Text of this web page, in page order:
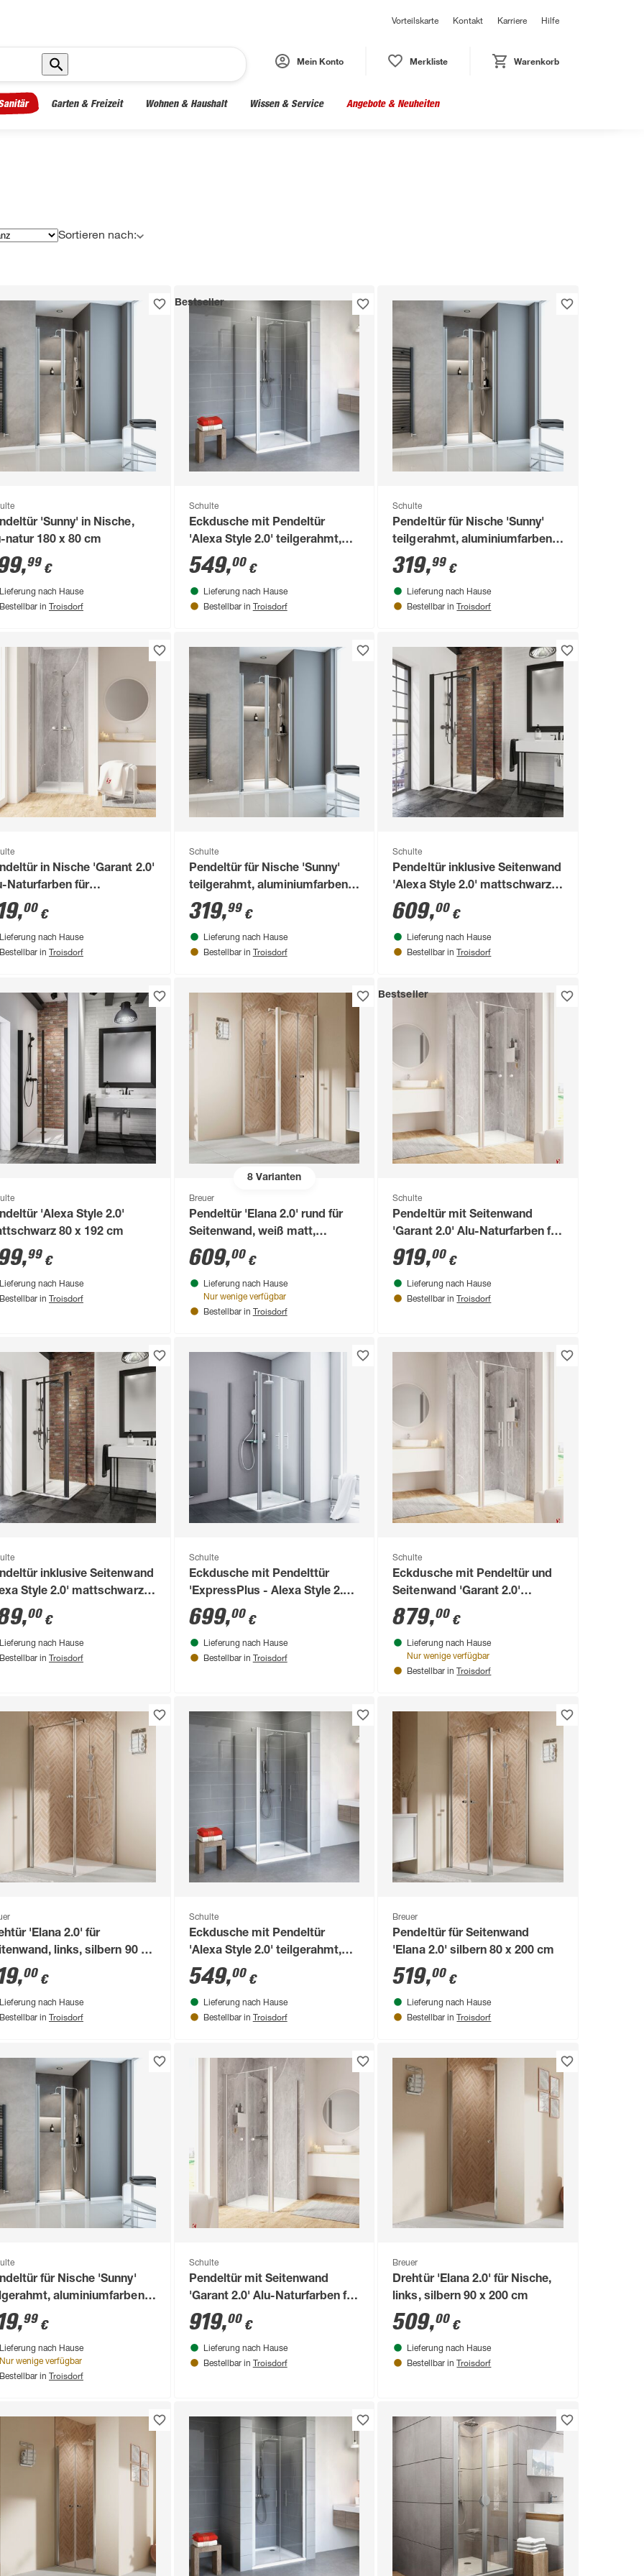
Vorteilskarte Kontakt Karriere Hilfe
Mein Konto Merkliste Warenkorb
Garten & Freizeit Wohnen & Haushalt Wissen & Service Angebote & Neuheiten
Sortieren nach:
'Sunny' in Nische,
natur 180 x 80 cm
,99 €
Lieferung nach Hause
Bestellbar in Troisdorf
Bestseller
Schulte
Eckdusche mit Pendeltür
'Alexa Style 2.0' teilgerahmt,
aluminiumfarben, 90 x 192 x 90
cm
549,00€
Lieferung nach Hause
Bestellbar in Troisdorf
Schulte
Pendeltür für Nische 'Sunny'
teilgerahmt, aluminiumfarben,
75 x 180 cm
319,99 €
Lieferung nach Hause
Bestellbar in Troisdorf
in Nische 'Garant 2.0'
Naturfarben für
760 -
mm
,00 €
Lieferung nach Hause
Bestellbar in Troisdorf
Schulte
Pendeltür für Nische 'Sunny'
teilgerahmt, aluminiumfarben,
100 x 180 cm
319,99€
Lieferung nach Hause
Bestellbar in Troisdorf
Schulte
Pendeltür inklusive Seitenwand
'Alexa Style 2.0' mattschwarz
80 x 80 cm
609,00 €
Lieferung nach Hause
Bestellbar in Troisdorf
'Alexa Style 2.0'
80 x 192 cm
,99 €
Lieferung nach Hause
Bestellbar in Troisdorf
8 Varianten
Breuer
Pendeltür 'Elana 2.0' rund für
Seitenwand, weiß matt,
Klarglas hell, 80 cm
609,00€
Lieferung nach Hause
Nur wenige verfügbar
Bestellbar in Troisdorf
Bestseller
Schulte
Pendeltür mit Seitenwand
'Garant 2.0' Alu-Naturfarben für
Duschwanneneinbaumaß 875 -
900 / 880 - 900 mm
919,00 €
Lieferung nach Hause
Bestellbar in Troisdorf
inklusive Seitenwand
Style 2.0' mattschwarz
x 90 cm
,00 €
Lieferung nach Hause
Bestellbar in Troisdorf
Schulte
Eckdusche mit Pendelttür
'ExpressPlus - Alexa Style 2.0'
inkl. Seitenwand und
Duschwanne flach 90 x 90 x
192 cm
699,00€
Lieferung nach Hause
Bestellbar in Troisdorf
Schulte
Eckdusche mit Pendeltür und
Seitenwand 'Garant 2.0'
aluminiumfarben 90 x 90 x 200
cm
879,00 €
Lieferung nach Hause
Nur wenige verfügbar
Bestellbar in Troisdorf
'Elana 2.0' für
links, silbern 90 x
cm
,00 €
Lieferung nach Hause
Bestellbar in Troisdorf
Schulte
Eckdusche mit Pendeltür
'Alexa Style 2.0' teilgerahmt,
aluminiumfarben, 80 x 192 x 80
cm
549,00€
Lieferung nach Hause
Bestellbar in Troisdorf
Breuer
Pendeltür für Seitenwand
'Elana 2.0' silbern 80 x 200 cm
519,00 €
Lieferung nach Hause
Bestellbar in Troisdorf
für Nische 'Sunny'
aluminiumfarben,
180 cm
,99 €
Lieferung nach Hause
Nur wenige verfügbar
Bestellbar in Troisdorf
Schulte
Pendeltür mit Seitenwand
'Garant 2.0' Alu-Naturfarben für
Duschwanneneinbaumaß 880 -
900 / 875 - 900 mm
919,00€
Lieferung nach Hause
Bestellbar in Troisdorf
Breuer
Drehtür 'Elana 2.0' für Nische,
links, silbern 90 x 200 cm
509,00 €
Lieferung nach Hause
Bestellbar in Troisdorf